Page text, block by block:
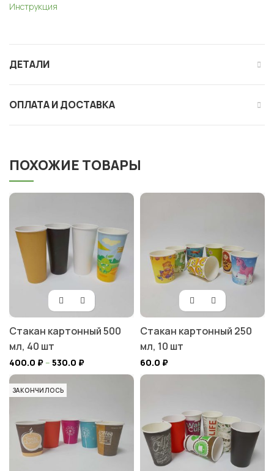
Инструкция
ДЕТАЛИ
ОПЛАТА И ДОСТАВКА
ПОХОЖИЕ ТОВАРЫ
Стакан картонный 500
мл, 40 шт
400.0 ₽– 530.0 ₽
Стакан картонный 250
мл, 10 шт
60.0 ₽
ЗАКОНЧИЛОСЬ